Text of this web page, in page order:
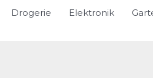
Drogerie Elektronik